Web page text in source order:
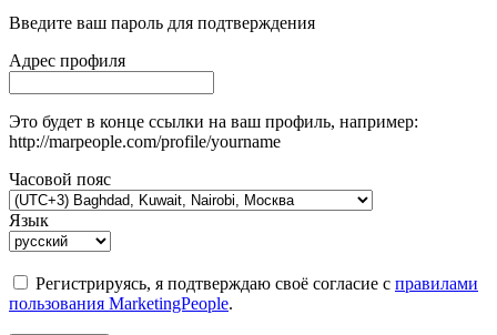
Введите ваш пароль для подтверждения
Адрес профиля
Это будет в конце ссылки на ваш профиль, например:
http://marpeople.com/profile/yourname
Часовой пояс
Язык
Регистрируясь, я подтверждаю своё согласие с правилами
пользования MarketingPeople.